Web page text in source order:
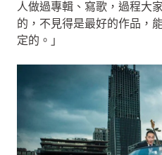
人做過專輯、寫歌，過程大
的，不見得是最好的作品，
定的。」